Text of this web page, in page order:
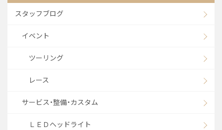
スタッフブログ
イベント
ツーリング
レース
サービス・整備・カスタム
ＬＥＤヘッドライト